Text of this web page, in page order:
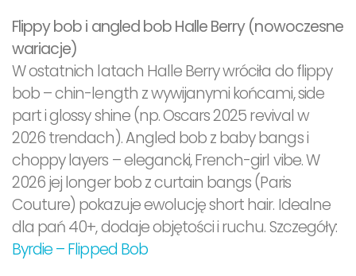
Flippy bob i angled bob Halle Berry (nowoczesne
wariacje)
W ostatnich latach Halle Berry wróciła do flippy
bob – chin-length z wywijanymi końcami, side
part i glossy shine (np. Oscars 2025 revival w
2026 trendach). Angled bob z baby bangs i
choppy layers – elegancki, French-girl vibe. W
2026 jej longer bob z curtain bangs (Paris
Couture) pokazuje ewolucję short hair. Idealne
dla pań 40+, dodaje objętości i ruchu. Szczegóły:
Byrdie – Flipped Bob